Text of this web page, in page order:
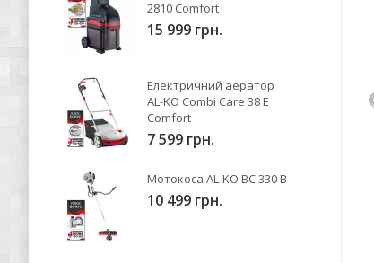
2810 Comfort
15 999 грн.
Електричний аератор
AL-KO Combi Care 38 E
Comfort
7 599 грн.
Мотокоса AL-KO BC 330 B
10 499 грн.